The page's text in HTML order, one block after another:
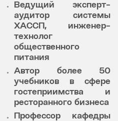
Ведущий эксперт-
аудитор системы
ХАССП, инженер-
технолог
общественного
питания
Автор более 50
учебников в сфере
гостеприимства и
ресторанного бизнеса
Профессор кафедры